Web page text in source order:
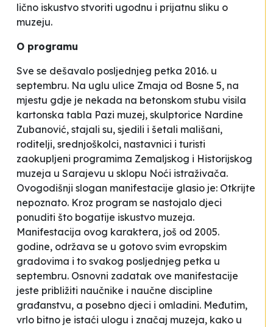
lično iskustvo stvoriti ugodnu i prijatnu sliku o
muzeju.
O programu
Sve se dešavalo posljednjeg petka 2016. u
septembru. Na uglu ulice Zmaja od Bosne 5, na
mjestu gdje je nekada na betonskom stubu visila
kartonska tabla Pazi muzej, skulptorice Nardine
Zubanović, stajali su, sjedili i šetali mališani,
roditelji, srednjoškolci, nastavnici i turisti
zaokupljeni programima Zemaljskog i Historijskog
muzeja u Sarajevu u sklopu Noći istraživača.
Ovogodišnji slogan manifestacije glasio je: Otkrijte
nepoznato. Kroz program se nastojalo djeci
ponuditi što bogatije iskustvo muzeja.
Manifestacija ovog karaktera, još od 2005.
godine, održava se u gotovo svim evropskim
gradovima i to svakog posljednjeg petka u
septembru. Osnovni zadatak ove manifestacije
jeste približiti naučnike i naučne discipline
građanstvu, a posebno djeci i omladini. Međutim,
vrlo bitno je istaći ulogu i značaj muzeja, kako u